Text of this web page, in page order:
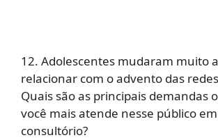
12. Adolescentes mudaram muito
relacionar com o advento das
Quais são as principais demandas
você mais atende nesse público
consultório?